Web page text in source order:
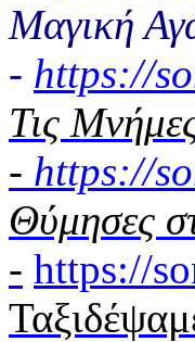
Μαγική
- https://
Τις
- https://
Θύμησες
- https://